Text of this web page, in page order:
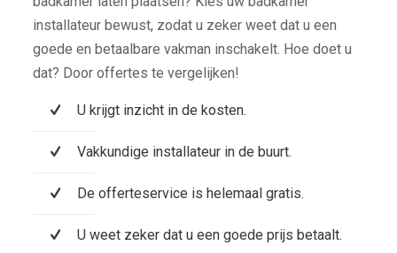
installateur bewust, zodat u zeker weet dat u een
goede en betaalbare vakman inschakelt. Hoe doet u
dat? Door offertes te vergelijken!
U krijgt inzicht in de kosten.
Vakkundige installateur in de buurt.
De offerteservice is helemaal gratis.
U weet zeker dat u een goede prijs betaalt.